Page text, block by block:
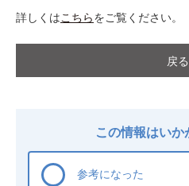
詳しくはこちらをご覧ください。
戻る
この情報はいか
参考になった